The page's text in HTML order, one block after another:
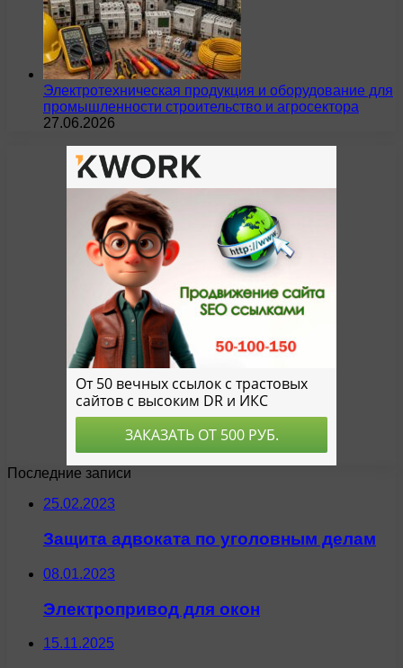
Электротехническая продукция и оборудование для
промышленности строительство и агросектора
27.06.2026
Последние записи
25.02.2023
Защита адвоката по уголовным делам
08.01.2023
Электропривод для окон
15.11.2025